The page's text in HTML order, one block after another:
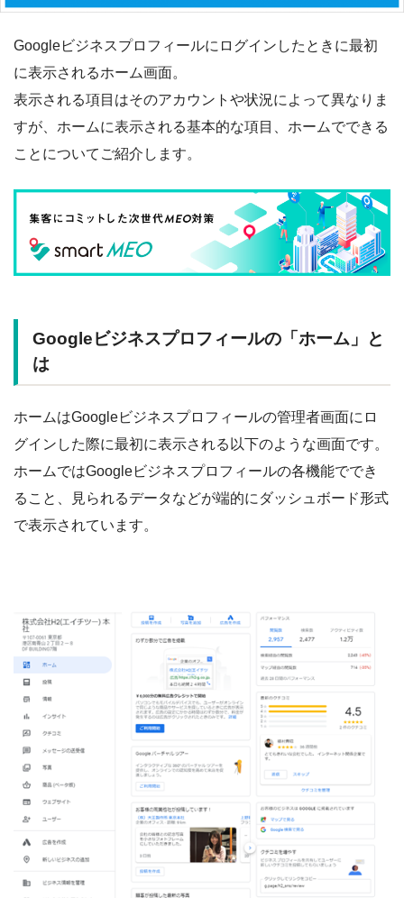
Googleビジネスプロフィールにログインしたときに最初
に表示されるホーム画面。
表示される項目はそのアカウントや状況によって異なりま
すが、ホームに表示される基本的な項目、ホームでできる
ことについてご紹介します。
Googleビジネスプロフィールの「ホーム」と
は
ホームはGoogleビジネスプロフィールの管理者画面にロ
グインした際に最初に表示される以下のような画面です。
ホームではGoogleビジネスプロフィールの各機能ででき
ること、見られるデータなどが端的にダッシュボード形式
で表示されています。